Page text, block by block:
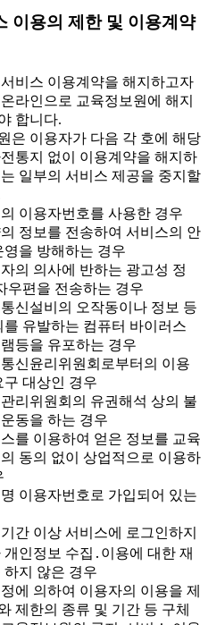
이용의 제한 및 이용계약
비스 이용계약을 해지하고자
라인으로 교육정보원에 해지
합니다.
은 이용자가 다음 각 호에 해당
통지 없이 이용계약을 해지하
일부의 서비스 제공을 중지할
이용자번호를 사용한 경우
정보를 전송하여 서비스의 안
영을 방해하는 경우
의 의사에 반하는 광고성 정
우편을 전송하는 경우
신설비의 오작동이나 정보 등
를 유발하는 컴퓨터 바이러스
등을 유포하는 경우
신윤리위원회로부터의 이용
구 대상인 경우
리위원회의 유권해석 상의 불
동을 하는 경우
를 이용하여 얻은 정보를 교육
동의 없이 상업적으로 이용하
이용자번호로 가입되어 있는
간 이상 서비스에 로그인하지
개인정보 수집․이용에 대한 재
하지 않은 경우
에 의하여 이용자의 이용을 제
제한의 종류 및 기간 등 구체